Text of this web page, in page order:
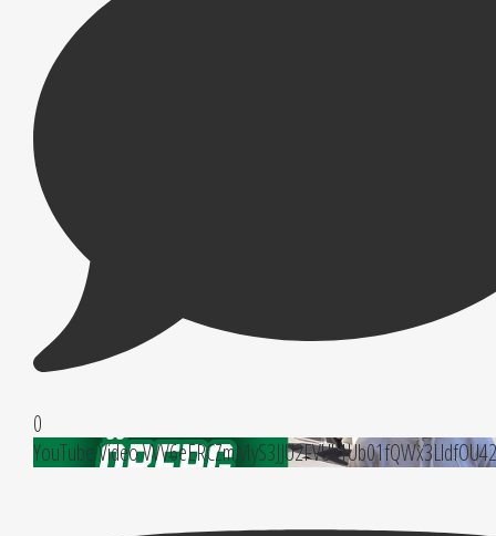
0
YouTube Video